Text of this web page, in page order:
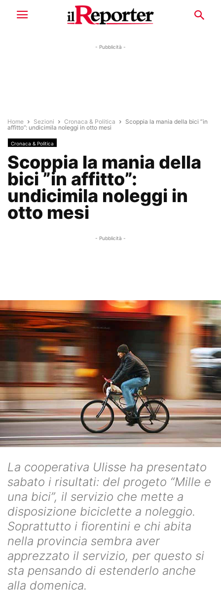
- Pubblicità -
Home Sezioni Cronaca & Politica
Scoppia la mania della bici ”in
affitto”: undicimila noleggi in otto mesi
Cronaca & Politica
Scoppia la mania della
bici ”in affitto”:
undicimila noleggi in
otto mesi
- Pubblicità -
La cooperativa Ulisse ha presentato
sabato i risultati: del progeto “Mille e
una bici”, il servizio che mette a
disposizione biciclette a noleggio.
Soprattutto i fiorentini e chi abita
nella provincia sembra aver
apprezzato il servizio, per questo si
sta pensando di estenderlo anche
alla domenica.